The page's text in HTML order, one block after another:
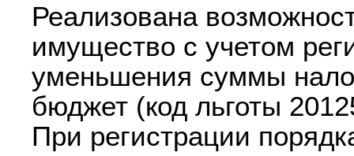
Реализована
имущество с учетом
уменьшения суммы
бюджет (код льготы
При регистрации